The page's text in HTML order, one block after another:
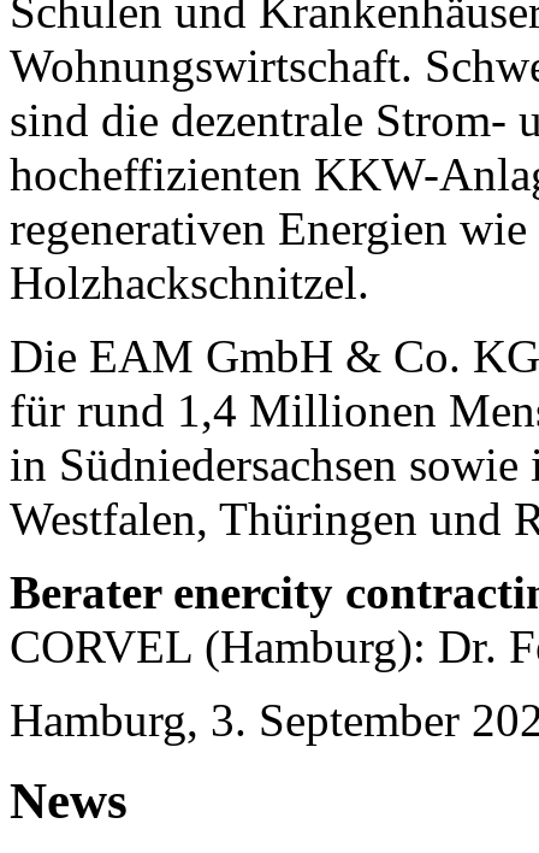
Schulen und
Wohnungswirtschaft.
sind die dezentrale Strom-
hocheffizienten KKW-
regenerativen Energien
Holzhackschnitzel.
Die EAM GmbH & Co.
für rund 1,4 Millionen
in Südniedersachsen
Westfalen, Thüringen und
Berater enercity
CORVEL (Hamburg): Dr.
Hamburg, 3. September
News